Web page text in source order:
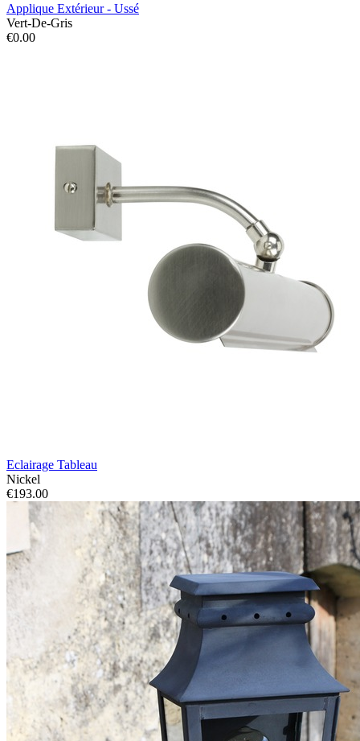
Applique Extérieur - Ussé
Vert-De-Gris
€0.00
Eclairage Tableau
Nickel
€193.00